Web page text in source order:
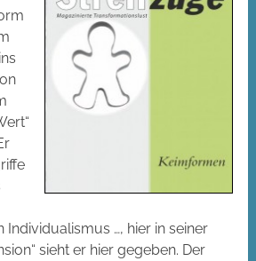
…, hier in seiner
sieht er hier gegeben. Der